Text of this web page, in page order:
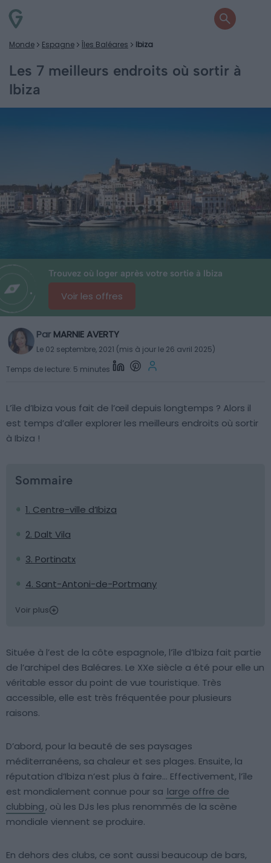
Monde Espagne Îles Baléares Ibiza
Les 7 meilleurs endroits où sortir à
Ibiza
Trouvez où loger après votre sortie à Ibiza
Voir les offres
Par MARNIE AVERTY
Le 02 septembre, 2021 (mis à jour le 26 avril 2025)
Temps de lecture: 5 minutes
L’île d’Ibiza vous fait de l’œil depuis longtemps ? Alors il
est temps d’aller explorer les meilleurs endroits où sortir
à Ibiza !
Sommaire
1. Centre-ville d’Ibiza
2. Dalt Vila
3. Portinatx
4. Sant-Antoni-de-Portmany
Voir plus
Située à l’est de la côte espagnole, l’île d’Ibiza fait partie
de l’archipel des Baléares. Le XXe siècle a été pour elle un
véritable essor du point de vue touristique. Très
accessible, elle est très fréquentée pour plusieurs
raisons.
D’abord, pour la beauté de ses paysages
méditerranéens, sa chaleur et ses plages. Ensuite, la
réputation d’Ibiza n’est plus à faire… Effectivement, l’île
est mondialement connue pour sa large offre de
clubbing, où les DJs les plus renommés de la scène
mondiale viennent se produire.
En dehors des clubs, ce sont aussi beaucoup de bars,